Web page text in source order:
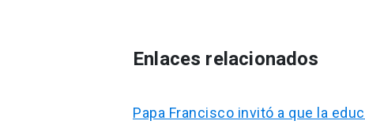
Enlaces relacionados
Papa Francisco invitó a que la